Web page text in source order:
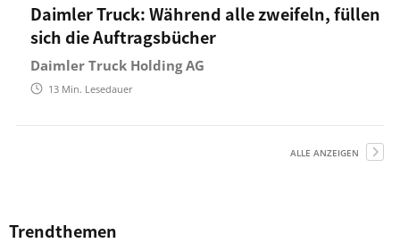
Daimler Truck: Während alle zweifeln, füllen
sich die Auftragsbücher
Daimler Truck Holding AG
13 Min. Lesedauer
ALLE ANZEIGEN
Trendthemen